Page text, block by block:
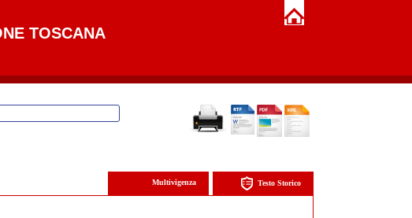
TOSCANA
Testo Storico
Multivigenza